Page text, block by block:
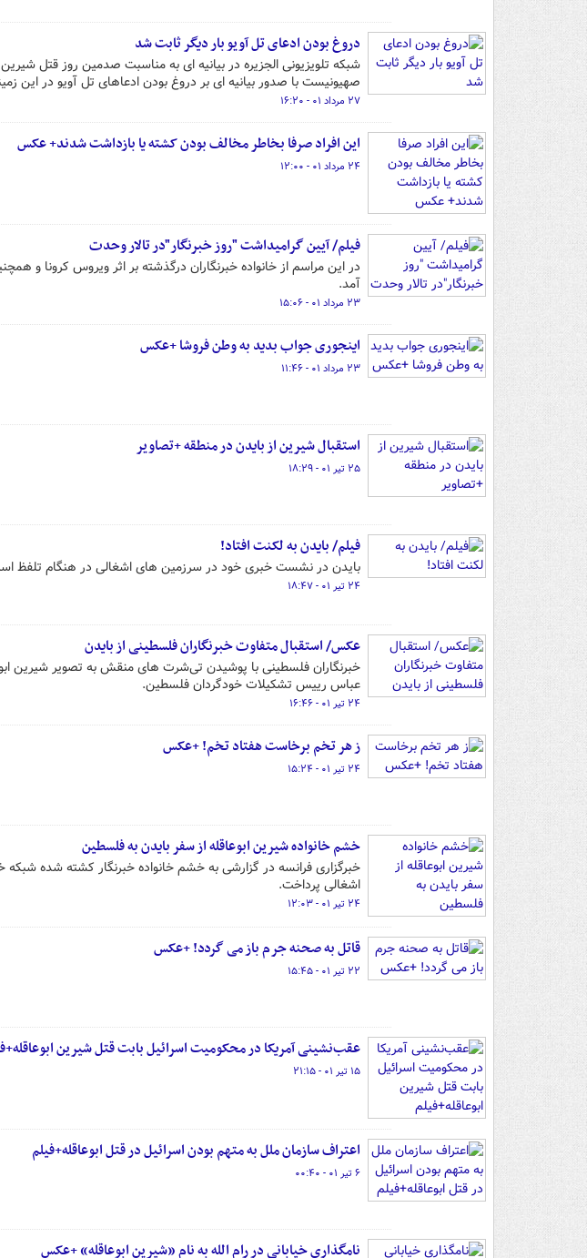
دروغ بودن ادعای تل آویو بار دیگر ثابت شد
شبکه تلویزیونی الجزیره در بیانیه ای به مناسبت صدمین روز قتل
صهیونیست با صدور بیانیه ای بر دروغ بودن ادعاهای تل آویو در این
۲۷ مرداد ۰۱ - ۱۶:۲۰
این افراد صرفا بخاطر مخالف بودن کشته یا بازداشت شدند+ عکس
۲۴ مرداد ۰۱ - ۱۲:۰۰
فیلم/ آیین گرامیداشت "روز خبرنگار"در تالار وحدت
در این مراسم از خانواده خبرنگاران درگذشته بر اثر ویروس کرونا و
آمد.
۲۳ مرداد ۰۱ - ۱۵:۰۶
اینجوری جواب بدید به وطن فروشا +عکس
۲۳ مرداد ۰۱ - ۱۱:۴۶
استقبال شیرین از بایدن در منطقه +تصاویر
۲۵ تیر ۰۱ - ۱۸:۲۹
فیلم/ بایدن به لکنت افتاد!
بایدن در نشست خبری خود در سرزمین های اشغالی در هنگام تلفظ
۲۴ تیر ۰۱ - ۱۸:۴۷
عکس/ استقبال متفاوت خبرنگاران فلسطینی از بایدن
عباس رییس تشکیلات خودگردان ‎فلسطین.
۲۴ تیر ۰۱ - ۱۶:۴۶
ز هر تخم برخاست هفتاد تخم! +عکس
۲۴ تیر ۰۱ - ۱۵:۲۴
خشم خانواده شیرین ابوعاقله از سفر بایدن به فلسطین
خبرگزاری فرانسه در گزارشی به خشم خانواده خبرنگار کشته شده
اشغالی پرداخت.
۲۴ تیر ۰۱ - ۱۲:۰۳
قاتل به صحنه جرم باز می گردد! +عکس
۲۲ تیر ۰۱ - ۱۵:۴۵
عقب‌نشینی آمریکا در محکومیت اسرائیل بابت قتل شیرین
۱۵ تیر ۰۱ - ۲۱:۱۵
اعتراف سازمان ملل به متهم بودن اسرائیل در قتل ابوعاقله+فیلم
۶ تیر ۰۱ - ۰۰:۴۰
‏نامگذاری خیابانی در رام الله به نام «شیرین ابوعاقله» +عکس